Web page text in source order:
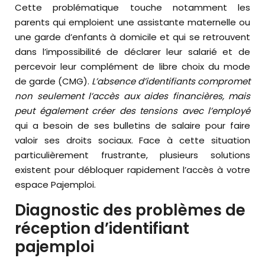
Cette problématique touche notamment les
parents qui emploient une assistante maternelle ou
une garde d’enfants à domicile et qui se retrouvent
dans l’impossibilité de déclarer leur salarié et de
percevoir leur complément de libre choix du mode
de garde (CMG). L’absence d’identifiants compromet
non seulement l’accès aux aides financières, mais
peut également créer des tensions avec l’employé
qui a besoin de ses bulletins de salaire pour faire
valoir ses droits sociaux. Face à cette situation
particulièrement frustrante, plusieurs solutions
existent pour débloquer rapidement l’accès à votre
espace Pajemploi.
Diagnostic des problèmes de
réception d’identifiant
pajemploi